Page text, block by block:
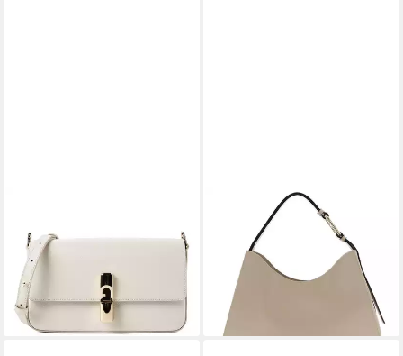
243,85 €
-13%
lieferbar - in 2-3 Werktagen bei dir
+5
Schultertasche Hobo, aus
echtem Leder
ab 336,58 €
lieferbar - in 2-3 Werktagen bei dir